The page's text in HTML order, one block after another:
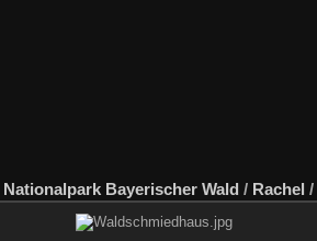
Nationalpark Bayerischer Wald / Rachel /